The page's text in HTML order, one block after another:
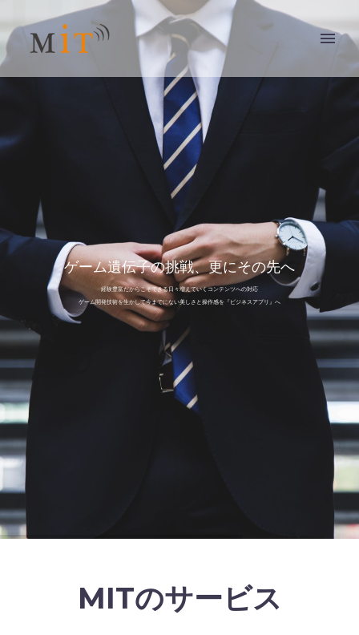
ゲーム遺伝子の挑戦、更にその先へ
経験豊富だからこそできる日々増えていくコンテンツへの対応
ゲーム開発技術を生かして今までにない美しさと操作感を『ビジネスアプリ』へ
MITのサービス